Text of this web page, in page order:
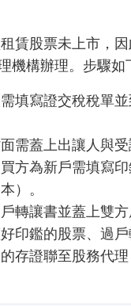
賃股票未上市，
機構辦理。步驟如
填寫證交稅稅單
需蓋上出讓人與
方為新戶需填寫
）。
轉讓書並蓋上雙方
印鑑的股票、過
存證聯至股務代理